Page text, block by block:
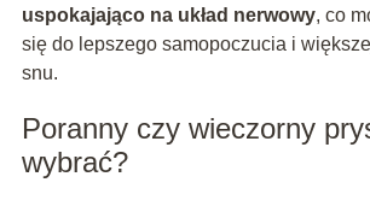
uspokajająco na układ nerwowy, co
się do lepszego samopoczucia i
snu.
Poranny czy wieczorny
wybrać?